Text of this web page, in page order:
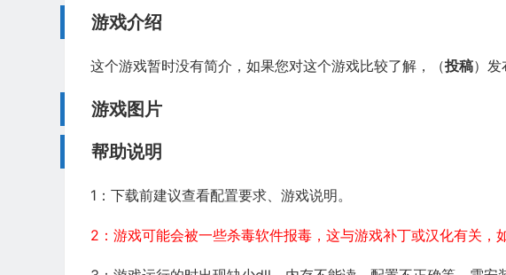
游戏介绍
这个游戏暂时没有简介，如果您对这个游戏比较了解，（投稿）发
游戏图片
帮助说明
1：下载前建议查看配置要求、游戏说明。
2：游戏可能会被一些杀毒软件报毒，这与游戏补丁或汉化有关，